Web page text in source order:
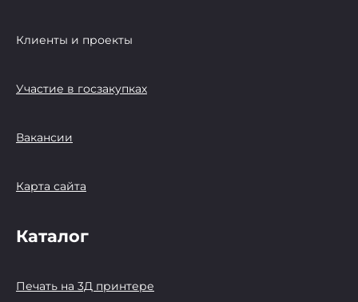
Клиенты и проекты
Участие в госзакупках
Вакансии
Карта сайта
Каталог
Печать на 3Д принтере